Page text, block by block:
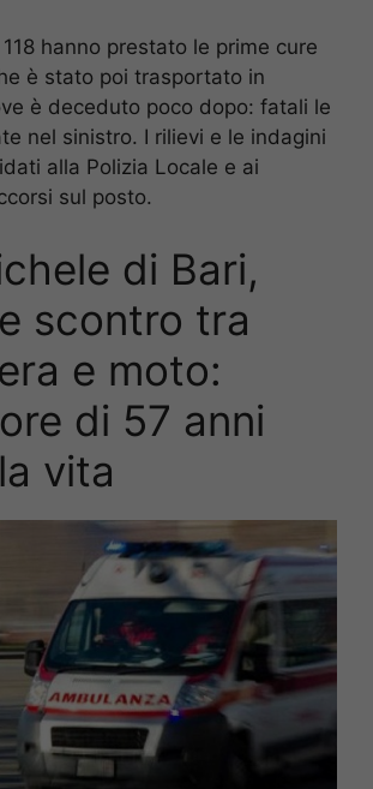
hanno prestato le prime cure
è stato poi trasportato in
è deceduto poco dopo: fatali le
nel sinistro. I rilievi e le indagini
alla Polizia Locale e ai
sul posto.
di Bari,
scontro tra
e moto:
di 57 anni
vita